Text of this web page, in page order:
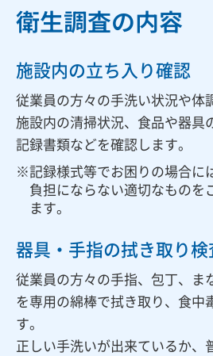
衛生調査の内容
施設内の立ち入り確認
従業員の方々の手洗い状況や体
施設内の清掃状況、食品や器具
記録書類などを確認します。
記録様式等でお困りの場合に
負担にならない適切なものを
ます。
器具・手指の拭き取り検
従業員の方々の手指、包丁、ま
を専用の綿棒で拭き取り、食中
す。
正しい手洗いが出来ているか、